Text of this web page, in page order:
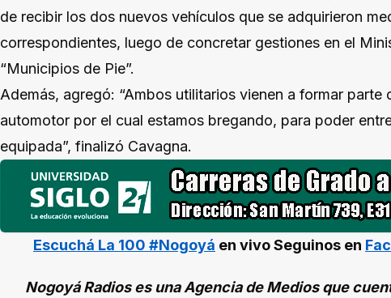
de recibir los dos nuevos vehículos que se adquirieron
correspondientes, luego de concretar gestiones en el
“Municipios de Pie”.
Además, agregó: “Ambos utilitarios vienen a formar parte
automotor por el cual estamos bregando, para poder
equipada”, finalizó Cavagna.
Escuchá La 100 #Nogoyá en vivoSeguinos en
Nogoyá Radios es una Agencia de Medios que